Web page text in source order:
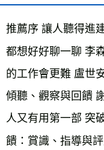
推薦序 讓人聽得進
都想好好聊一聊 李
的工作會更難 盧世
傾聽、觀察與回饋
人又有用第一部 突
饋：賞識、指導與